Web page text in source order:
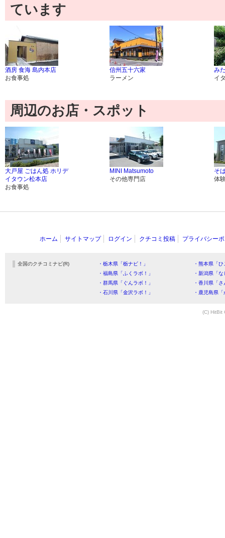
ています
酒房 食海 島内本店
お食事処
信州五十六家
ラーメン
み
イ
周辺のお店・スポット
大戸屋 ごはん処 ホリデ
イタウン松本店
お食事処
MINI Matsumoto
その他専門店
そ
体
ホーム サイトマップ ログイン クチコミ投稿 プライバシー
全国のクチコミナビ(R) ・栃木県「栃ナビ！」
・熊本県「
・福島県「ふくラボ！」
・新潟県「
・群馬県「ぐんラボ！」
・香川県「
・石川県「金沢ラボ！」
・鹿児島県
(C) HitBit